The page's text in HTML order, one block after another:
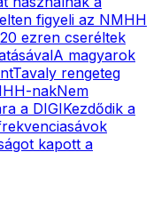
figyeli az NMHH
ezren cseréltek
A magyarok
Tavaly rengeteg
nakNem
a DIGIKezdődik a
kapott a